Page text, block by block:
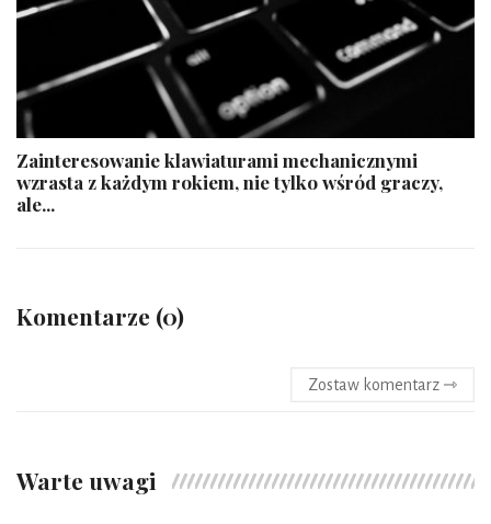
Zainteresowanie klawiaturami mechanicznymi
wzrasta z każdym rokiem, nie tylko wśród graczy,
ale...
Komentarze (0)
Zostaw komentarz ⇾
Warte uwagi